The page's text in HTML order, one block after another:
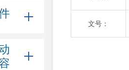
文号：